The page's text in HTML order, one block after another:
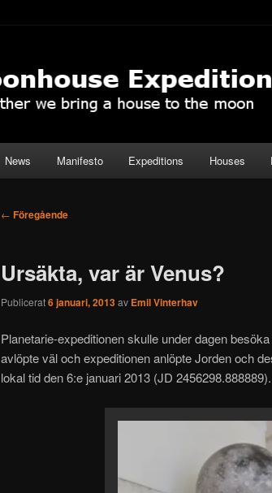
Moonhouse Expedition
News Manifesto Expeditions Houses
Inläggsnavigering
← Föregående
Ursäkta, var är Venus?
Publicerat6 januari, 2013av Emil Vinterhav
Planetarie-expeditionen skulle under dagen
avlöpte väl och expeditionen anlöpte Jorden och
lokal tid den 6:e januari 2013 (JD 2456298.888889).